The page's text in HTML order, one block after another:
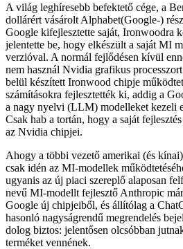
A világ leghíresebb befektető cége, a
dollárért vásárolt Alphabet(Google-)
Google kifejlesztette saját, Ironwoodra
jelentette be, hogy elkészült a saját MI
verzióval. A normál fejlődésen kívül
nem használ Nvidia grafikus
belül készített Ironwood chipje
számításokra fejlesztették ki, addig a
a nagy nyelvi (LLM) modelleket kezeli
Csak hab a tortán, hogy a saját
az Nvidia chipjei.
Ahogy a többi vezető amerikai (és
csak idén az MI-modellek
ugyanis az új piaci szereplő alaposan
nevű MI-modellt fejlesztő Anthropic
Google új chipjeiből, és állítólag a
hasonló nagyságrendű megrendelés
dolog biztos: jelentősen olcsóbban
terméket vennének.